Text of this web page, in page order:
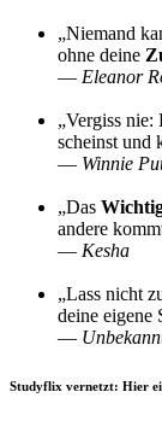
„Niemand
ohne deine
— Eleanor
„Vergiss nie:
scheinst und
— Winnie
„Das
andere
— Kesha
„Lass nicht
deine eigene
—
Studyflix vernetzt: Hier